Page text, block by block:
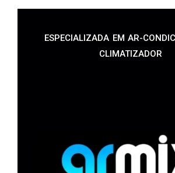
ESPECIALIZADA EM AR-
CLIMATIZADOR